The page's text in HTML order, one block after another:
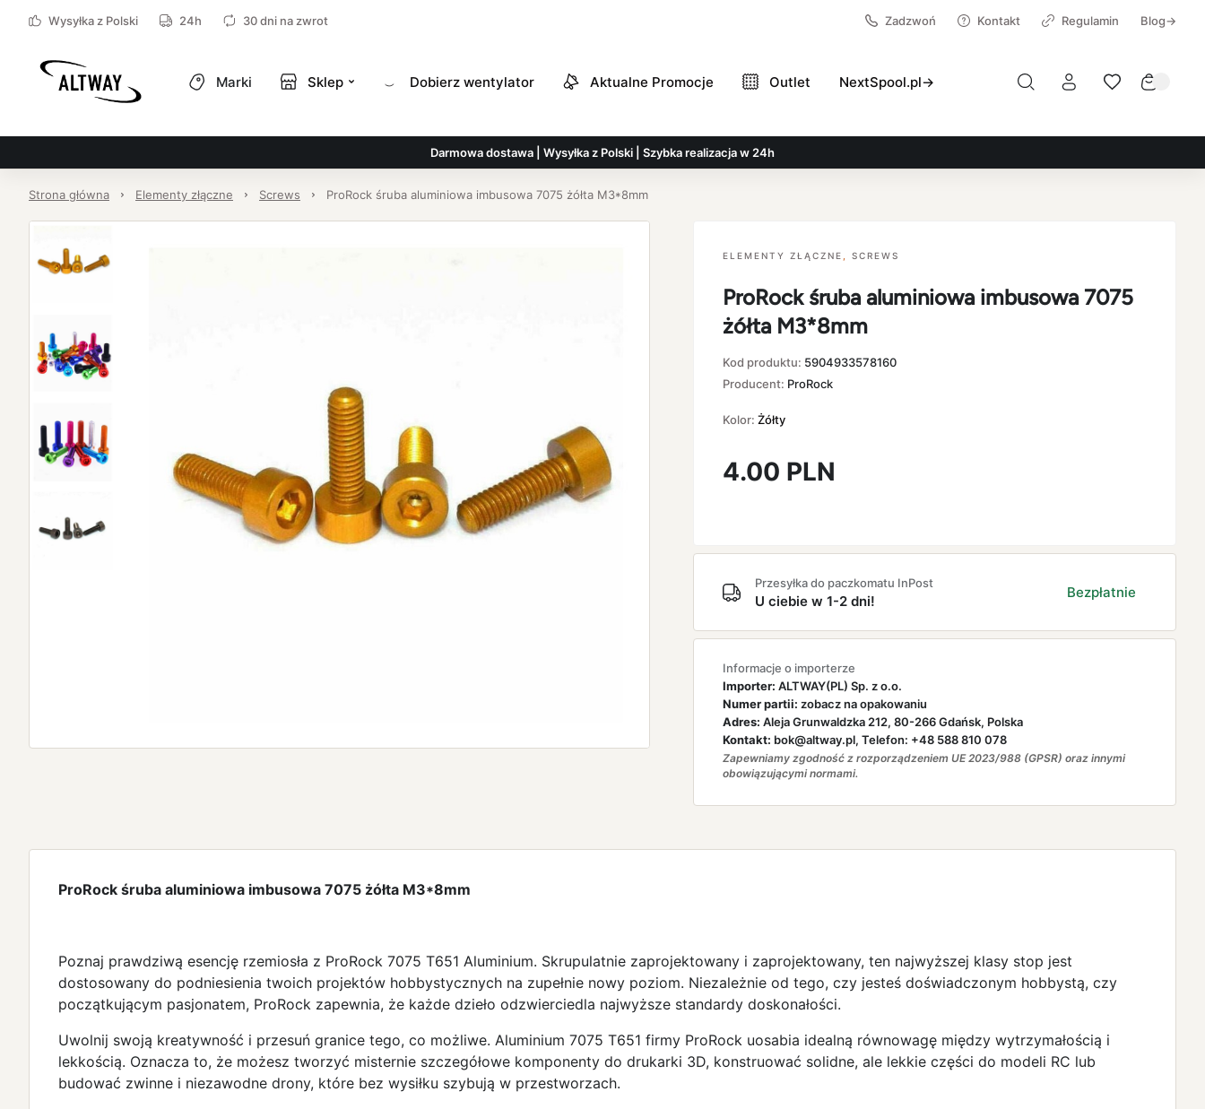
Wysyłka z Polski 24h 30 dni na zwrot Zadzwoń Kontakt Regulamin Blog→
Marki Sklep Dobierz wentylator Aktualne Promocje Outlet NextSpool.pl→
Darmowa dostawa | Wysyłka z Polski | Szybka realizacja w 24h
Strona główna Elementy złączne Screws ProRock śruba aluminiowa imbusowa 7075 żółta M3*8mm
ELEMENTY ZŁĄCZNE SCREWS
ProRock śruba aluminiowa imbusowa 7075
żółta M3*8mm
Kod produktu: 5904933578160
Producent: ProRock
Kolor: Żółty
4.00 PLN
Przesyłka do paczkomatu InPost
U ciebie w 1-2 dni!
Bezpłatnie
Informacje o importerze
Importer: ALTWAY(PL) Sp. z o.o.
Numer partii: zobacz na opakowaniu
Adres: Aleja Grunwaldzka 212, 80-266 Gdańsk, Polska
Kontakt: bok@altway.pl, Telefon: +48 588 810 078
Zapewniamy zgodność z rozporządzeniem UE 2023/988 (GPSR) oraz innymi
obowiązującymi normami.
ProRock śruba aluminiowa imbusowa 7075 żółta M3*8mm
Poznaj prawdziwą esencję rzemiosła z ProRock 7075 T651 Aluminium. Skrupulatnie zaprojektowany i zaprojektowany, ten najwyższej klasy stop jest
dostosowany do podniesienia twoich projektów hobbystycznych na zupełnie nowy poziom. Niezależnie od tego, czy jesteś doświadczonym hobbystą, czy
początkującym pasjonatem, ProRock zapewnia, że każde dzieło odzwierciedla najwyższe standardy doskonałości.
Uwolnij swoją kreatywność i przesuń granice tego, co możliwe. Aluminium 7075 T651 firmy ProRock uosabia idealną równowagę między wytrzymałością i
lekkością. Oznacza to, że możesz tworzyć misternie szczegółowe komponenty do drukarki 3D, konstruować solidne, ale lekkie części do modeli RC lub
budować zwinne i niezawodne drony, które bez wysiłku szybują w przestworzach.